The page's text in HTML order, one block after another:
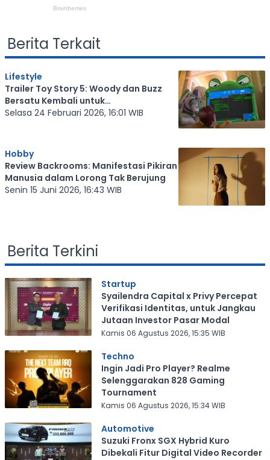
Berita Terkait
Lifestyle
Trailer Toy Story 5: Woody dan Buzz
Bersatu Kembali untuk
Menyelamatkan Anak-Anak dari
Selasa 24 Februari 2026, 16:01 WIB
Hobby
Review Backrooms: Manifestasi Pikiran
Manusia dalam Lorong Tak Berujung
Senin 15 Juni 2026, 16:43 WIB
Berita Terkini
Startup
Syailendra Capital x Privy Percepat
Verifikasi Identitas, untuk Jangkau
Jutaan Investor Pasar Modal
Kamis 06 Agustus 2026, 15:35 WIB
Techno
Ingin Jadi Pro Player? Realme
Selenggarakan 828 Gaming
Tournament
Kamis 06 Agustus 2026, 15:34 WIB
Automotive
Suzuki Fronx SGX Hybrid Kuro
Dibekali Fitur Digital Video Recorder